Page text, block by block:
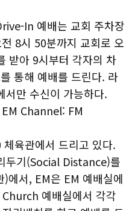
In 예배는 교회 주차장
8시 50분까지 교회로 오
받아 9시부터 각자의 차
통해 예배를 드린다. 라
서만 수신이 가능하다.
Channel: FM
육관에서 드리고 있다.
두기(Social Distance)를
에서, EM은 EM 예배실에
예배실에서 각각